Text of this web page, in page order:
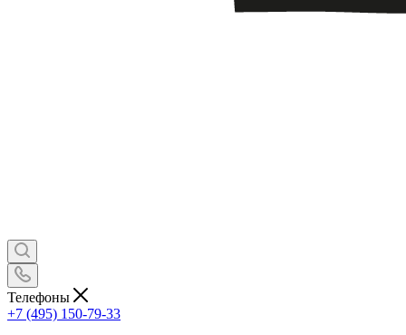
Телефоны
+7 (495) 150-79-33